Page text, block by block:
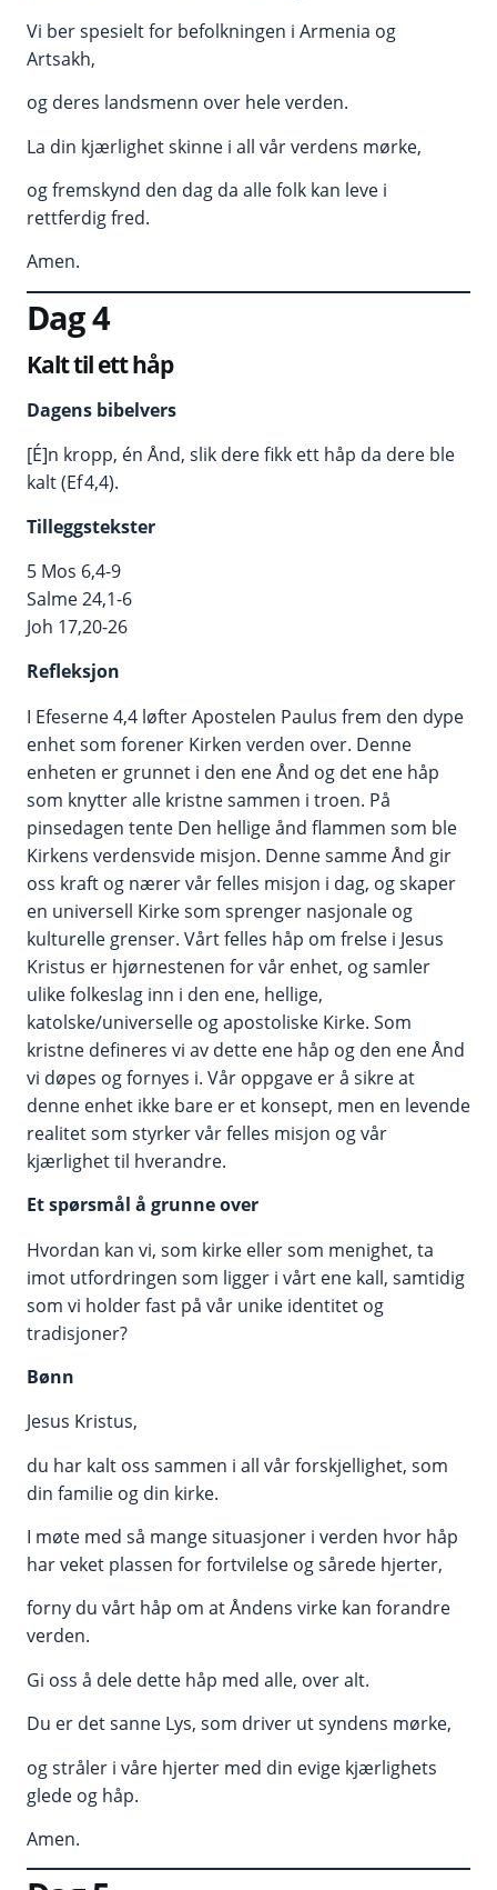
Vi ber spesielt for befolkningen i Armenia og
Artsakh,
og deres landsmenn over hele verden.
La din kjærlighet skinne i all vår verdens mørke,
og fremskynd den dag da alle folk kan leve i
rettferdig fred.
Amen.
Dag 4
Kalt til ett håp
Dagens bibelvers
[É]n kropp, én Ånd, slik dere fikk ett håp da dere ble
kalt (Ef 4,4).
Tilleggstekster
5 Mos 6,4-9
Salme 24,1-6
Joh 17,20-26
Refleksjon
I Efeserne 4,4 løfter Apostelen Paulus frem den dype
enhet som forener Kirken verden over. Denne
enheten er grunnet i den ene Ånd og det ene håp
som knytter alle kristne sammen i troen. På
pinsedagen tente Den hellige ånd flammen som ble
Kirkens verdensvide misjon. Denne samme Ånd gir
oss kraft og nærer vår felles misjon i dag, og skaper
en universell Kirke som sprenger nasjonale og
kulturelle grenser. Vårt felles håp om frelse i Jesus
Kristus er hjørnestenen for vår enhet, og samler
ulike folkeslag inn i den ene, hellige,
katolske/universelle og apostoliske Kirke. Som
kristne defineres vi av dette ene håp og den ene Ånd
vi døpes og fornyes i. Vår oppgave er å sikre at
denne enhet ikke bare er et konsept, men en levende
realitet som styrker vår felles misjon og vår
kjærlighet til hverandre.
Et spørsmål å grunne over
Hvordan kan vi, som kirke eller som menighet, ta
imot utfordringen som ligger i vårt ene kall, samtidig
som vi holder fast på vår unike identitet og
tradisjoner?
Bønn
Jesus Kristus,
du har kalt oss sammen i all vår forskjellighet, som
din familie og din kirke.
I møte med så mange situasjoner i verden hvor håp
har veket plassen for fortvilelse og sårede hjerter,
forny du vårt håp om at Åndens virke kan forandre
verden.
Gi oss å dele dette håp med alle, over alt.
Du er det sanne Lys, som driver ut syndens mørke,
og stråler i våre hjerter med din evige kjærlighets
glede og håp.
Amen.